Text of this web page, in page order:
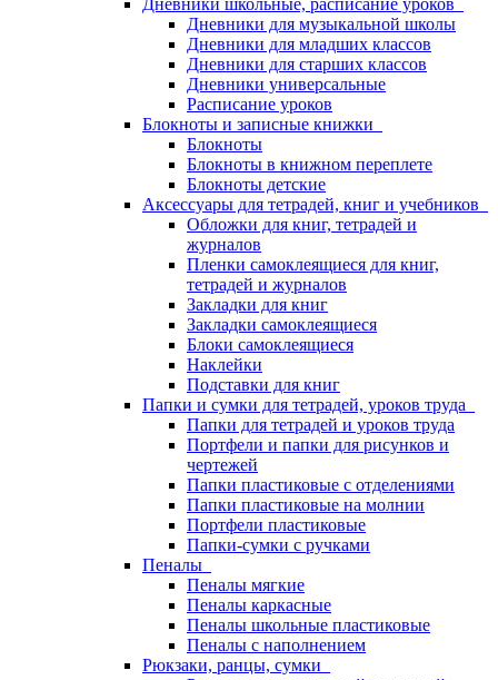
Дневники школьные, расписание уроков
Дневники для музыкальной школы
Дневники для младших классов
Дневники для старших классов
Дневники универсальные
Расписание уроков
Блокноты и записные книжки
Блокноты
Блокноты в книжном переплете
Блокноты детские
Аксессуары для тетрадей, книг и учебников
Обложки для книг, тетрадей и
журналов
Пленки самоклеящиеся для книг,
тетрадей и журналов
Закладки для книг
Закладки самоклеящиеся
Блоки самоклеящиеся
Наклейки
Подставки для книг
Папки и сумки для тетрадей, уроков труда
Папки для тетрадей и уроков труда
Портфели и папки для рисунков и
чертежей
Папки пластиковые с отделениями
Папки пластиковые на молнии
Портфели пластиковые
Папки-сумки с ручками
Пеналы
Пеналы мягкие
Пеналы каркасные
Пеналы школьные пластиковые
Пеналы с наполнением
Рюкзаки, ранцы, сумки